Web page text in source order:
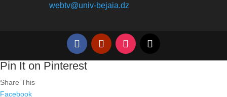
webtv@univ-bejaia.dz
Pin It on Pinterest
Share This
Facebook